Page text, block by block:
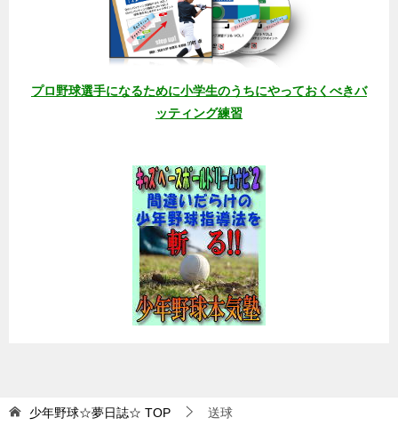
プロ野球選手になるために小学生のうちにやっておくべきバ
ッティング練習
少年野球☆夢日誌☆ TOP 送球